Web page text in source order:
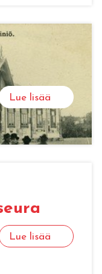
Lue lisää
Lue lisää